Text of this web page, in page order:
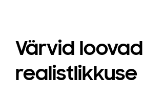
Värvid loovad
realistlikkuse